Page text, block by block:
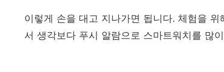
이렇게 손을 대고 지나가면 됩니다. 체험을
서 생각보다 푸시 알람으로 스마트워치를 많